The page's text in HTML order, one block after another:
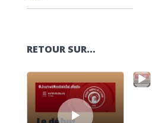
RETOUR SUR…
Lecteur audio
Lecteur audio